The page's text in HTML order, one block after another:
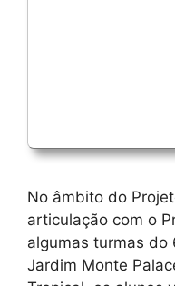
No âmbito do
articulação com o
algumas turmas do
Jardim Monte